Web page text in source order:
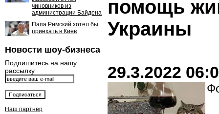
чиновников из
администрации Байдена
Папа Римский хотел бы
приехать в Киев
Новости шоу-бизнеса
Подпишитесь на нашу
рассылку
Наш партнёр
помощь
Украины
29.3.2022